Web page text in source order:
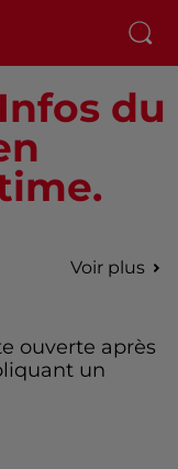
du
Voir plus
ouverte après
un